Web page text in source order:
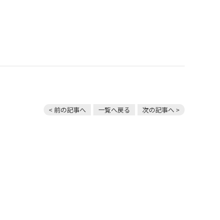
< 前の記事へ 一覧へ戻る 次の記事へ >